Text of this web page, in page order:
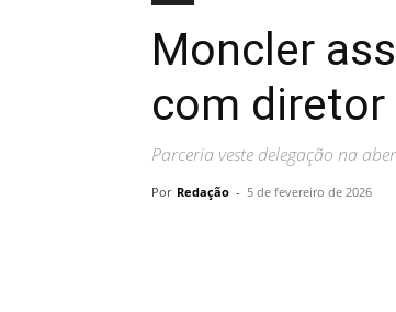
Moncler
com diretor
Parceria veste delegação na
Por Redação - 5 de fevereiro de 2026